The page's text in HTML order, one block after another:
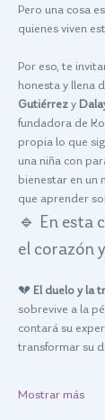
Pero una cosa
quienes viven
Por eso, te
honesta y llena
Gutiérrez y
fundadora de
propia lo que
una niña con
bienestar en un
que aprender
🔹 En esta
el corazón
💔 El duelo y la
sobrevive a la
contará su
transformar su
Mostrar más